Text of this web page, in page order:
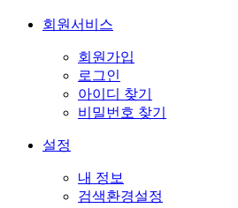
회원서비스
회원가입
로그인
아이디 찾기
비밀번호 찾기
설정
내 정보
검색환경설정